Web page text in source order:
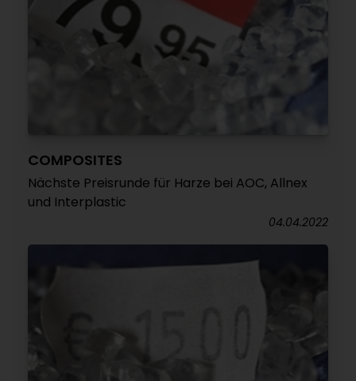
COMPOSITES
Nächste Preisrunde für Harze bei AOC, Allnex
und Interplastic
04.04.2022